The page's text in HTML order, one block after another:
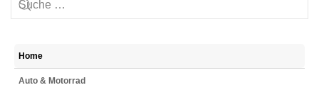
Home
Auto & Motorrad